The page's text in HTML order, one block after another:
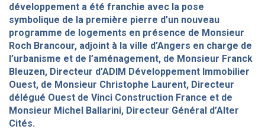
développement a été franchie avec la pose
symbolique de la première pierre d’un nouveau
programme de logements en présence de Monsieur
Roch Brancour, adjoint à la ville d’Angers en charge de
l’urbanisme et de l’aménagement, de Monsieur Franck
Bleuzen, Directeur d’ADIM Développement Immobilier
Ouest, de Monsieur Christophe Laurent, Directeur
délégué Ouest de Vinci Construction France et de
Monsieur Michel Ballarini, Directeur Général d’Alter
Cités.